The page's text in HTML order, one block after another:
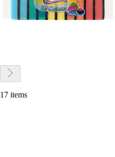
17 items